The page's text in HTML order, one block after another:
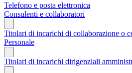
Telefono e posta elettronica
Consulenti e collaboratori
Titolari di incarichi di collaborazione o
Personale
Titolari di incarichi dirigenziali